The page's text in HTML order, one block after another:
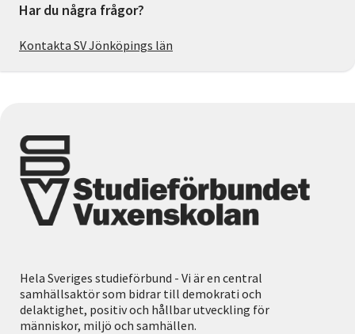
Har du några frågor?
Kontakta SV Jönköpings län
Hela Sveriges studieförbund - Vi är en central
samhällsaktör som bidrar till demokrati och
delaktighet, positiv och hållbar utveckling för
människor, miljö och samhällen.